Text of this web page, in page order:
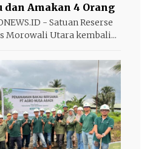
dan Amakan 4 Orang
- Satuan Reserse
Morowali Utara kembali...